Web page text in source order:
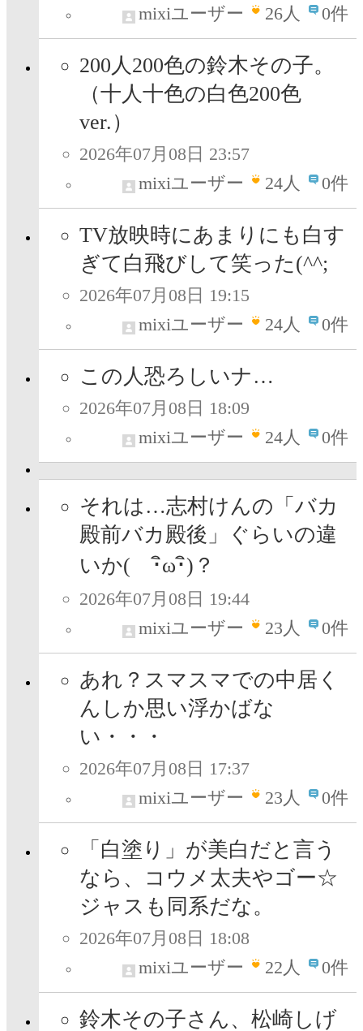
mixiユーザー
26人 0件
200人200色の鈴木その子。
（十人十色の白色200色
ver.）
2026年07月08日 23:57
mixiユーザー
24人 0件
TV放映時にあまりにも白す
ぎて白飛びして笑った(^^;
2026年07月08日 19:15
mixiユーザー
24人 0件
この人恐ろしいナ…
2026年07月08日 18:09
mixiユーザー
24人 0件
それは…志村けんの「バカ
殿前バカ殿後」ぐらいの違
いか( ･ิω･ิ)？
2026年07月08日 19:44
mixiユーザー
23人 0件
あれ？スマスマでの中居く
んしか思い浮かばな
い・・・
2026年07月08日 17:37
mixiユーザー
23人 0件
「白塗り」が美白だと言う
なら、コウメ太夫やゴー☆
ジャスも同系だな。
2026年07月08日 18:08
mixiユーザー
22人 0件
鈴木その子さん、松崎しげ